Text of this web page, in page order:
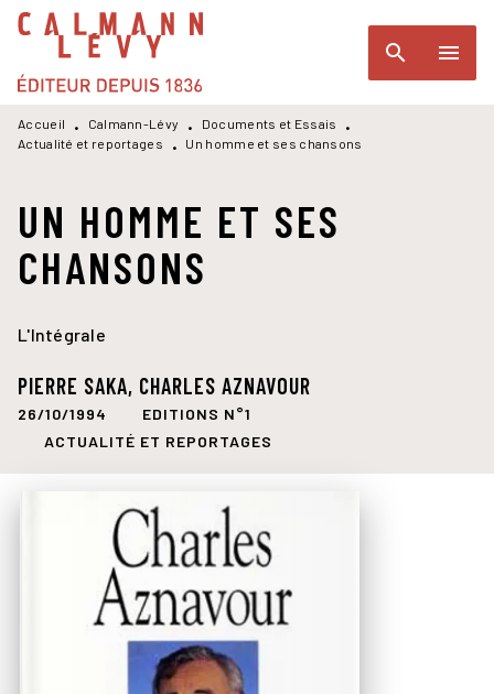
MENU RECHERCHE
PIED DE PAGE
search menu
Accueil • Calmann-Lévy • Documents et Essais
•
Actualité et reportages
• Un homme et ses chansons
UN HOMME ET SES
CHANSONS
L'Intégrale
PIERRE SAKA, CHARLES AZNAVOUR
26/10/1994
EDITIONS N°1
ACTUALITÉ ET REPORTAGES